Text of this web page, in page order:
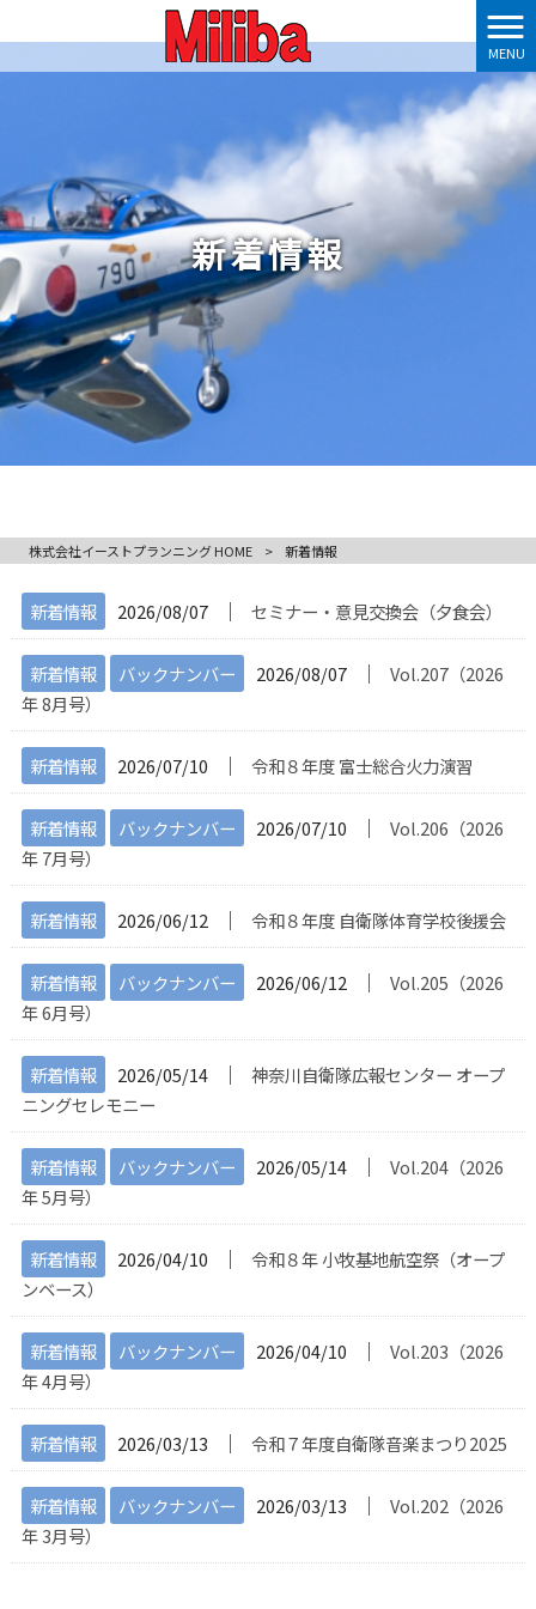
MENU
新着情報
株式会社イーストプランニング HOME > 新着情報
新着情報 2026/08/07 │ セミナー・意見交換会（夕食会）
新着情報 バックナンバー 2026/08/07 │
Vol.207（2026
年 8月号）
新着情報 2026/07/10 │ 令和８年度 富士総合火力演習
新着情報 バックナンバー 2026/07/10 │
Vol.206（2026
年 7月号）
新着情報 2026/06/12 │ 令和８年度 自衛隊体育学校後援会
新着情報 バックナンバー 2026/06/12 │
Vol.205（2026
年 6月号）
新着情報 2026/05/14 │
神奈川自衛隊広報センター オープ
ニングセレモニー
新着情報 バックナンバー 2026/05/14 │
Vol.204（2026
年 5月号）
新着情報 2026/04/10 │
令和８年 小牧基地航空祭（オープ
ンベース）
新着情報 バックナンバー 2026/04/10 │
Vol.203（2026
年 4月号）
新着情報 2026/03/13 │ 令和７年度自衛隊音楽まつり2025
新着情報 バックナンバー 2026/03/13 │
Vol.202（2026
年 3月号）